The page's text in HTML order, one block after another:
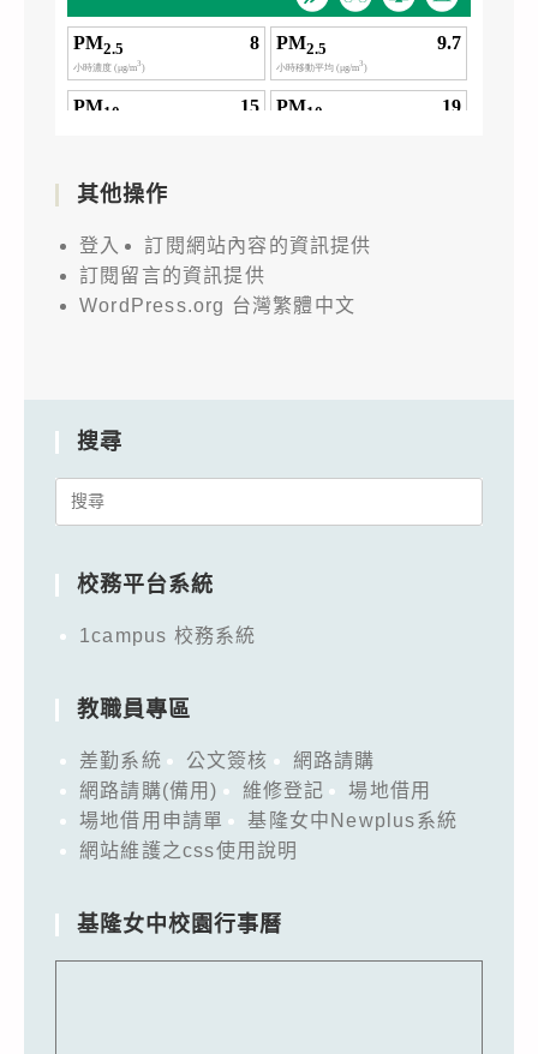
其他操作
登入
訂閱網站內容的資訊提供
訂閱留言的資訊提供
WordPress.org 台灣繁體中文
搜尋
Search
校務平台系統
1campus 校務系統
教職員專區
差勤系統 公文簽核
網路請購
網路請購(備用)
維修登記
場地借用
場地借用申請單
基隆女中Newplus系統
網站維護之css使用說明
基隆女中校園行事曆